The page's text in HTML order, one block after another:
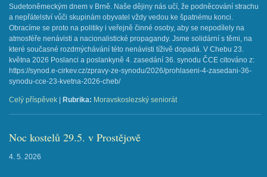
Sudetoněmeckým dnem v Brně. Naše dějiny nás učí, že podněcování strachu
a nepřátelství vůči skupinám obyvatel vždy vedou ke špatnému konci.
Obracíme se proto na politiky i veřejně činné osoby, aby se nepodílely na
atmosféře nenávisti a nacionalistické propagandy. Jsme solidární s těmi, na
které současné rozdmýchávání této nenávisti tíživě dopadá. V Chebu 23.
května 2026 Poslanci a poslankyně 4. zasedání 36. synodu ČCE citováno z:
https://synod.e-cirkev.cz/zpravy-ze-synodu/2026/prohlaseni-4-zasedani-36-
synodu-cce-23-kvetna-2026-cheb/
Celý příspěvek Rubrika: Moravskoslezský seniorát
Noc kostelů 29.5. v Prostějově
4. 5. 2026